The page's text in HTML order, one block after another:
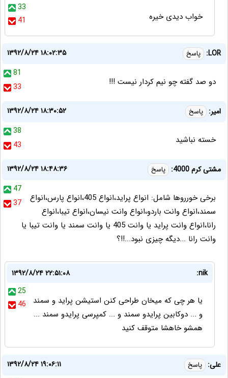
33
41
خواب دیدی خیره
LOR: پاسخ
۱۳۹۲/۸/۲۴ ۱۸:۰۲:۳۵
81
33
دو صد گفته چو نيم كردار نيست !!!
امیر: پاسخ
۱۳۹۲/۸/۲۴ ۱۸:۳۰:۵۲
38
43
خسته نباشید
مشتی کرم 4000: پاسخ
۱۳۹۲/۸/۲۴ ۱۸:۴۸:۳۶
47
37
برخی خورروها شامل: انواع پراید،انواع 405،انواع پارس،انواع
سمند،انواع وانت باردو،انواع وانت نیسان،انواع تیبا،انواع
رانا،انواع وانت پراید یا وانت 405 یا وانت سمند یا وانت تیبا یا
وانت رانا ...دیگه چیزی نبود...!!؟
nik:
۱۳۹۲/۸/۲۴ ۲۲:۵۱:۰۸
25
46
یا هر چی که میخان طراحی کنن استیشن پراید و سمند
و ... دوکابین پرایدو سمند و ... کمپرسی پرایدو سمند ...
همشو خاهشا متوقف کنید
علی: پاسخ
۱۳۹۲/۸/۲۴ ۱۹:۰۶:۱۱